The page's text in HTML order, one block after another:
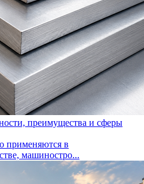
преимущества и сферы
применяются в
машиностро...